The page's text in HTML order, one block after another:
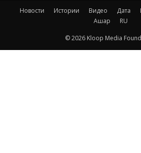
Новости Истории Видео Дата
Ашар
RU
© 2026 Kloop Media